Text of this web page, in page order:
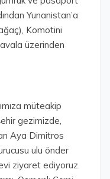
Yunanistan’a
Komotini
üzerinden
müteakip
gezimizde,
Aya Dimitros
ulu önder
ziyaret ediyoruz.